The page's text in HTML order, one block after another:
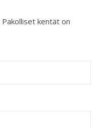
Pakolliset kentät on